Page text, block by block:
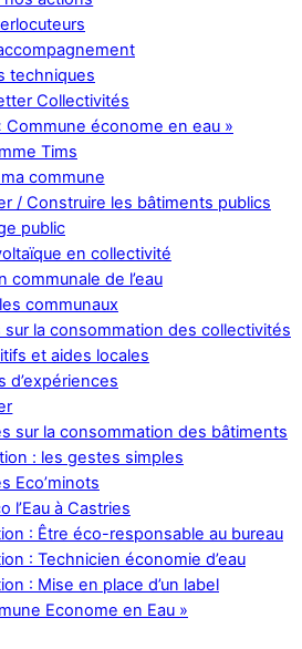
techniques
Collectivités
Commune économe en eau »
Tims
commune
/ Construire les bâtiments publics
public
en collectivité
communale de l’eau
communaux
sur la consommation des collectivités
et aides locales
d’expériences
sur la consommation des bâtiments
: les gestes simples
Eco’minots
l’Eau à Castries
: Être éco-responsable au bureau
: Technicien économie d’eau
: Mise en place d’un label
Econome en Eau »